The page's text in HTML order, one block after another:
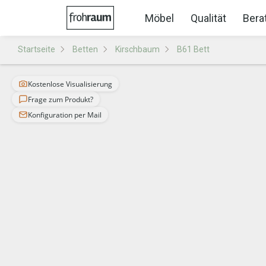
Möbel Qualität
Startseite Betten Kirschbaum B61 Bett
Kostenlose Visualisierung
Frage zum Produkt?
Konfiguration per Mail